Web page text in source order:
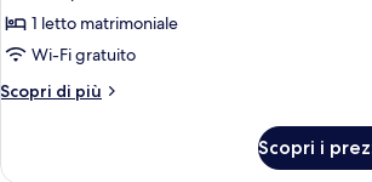
Land
ticket)
Ferrari
ticket)
Standard
Room,
1
Aventura
1 letto matrimoniale
Wi-Fi gratuito
Scopri di più
Altri
Room,
Scopri i